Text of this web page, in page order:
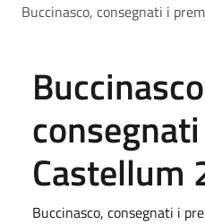
Buccinasco, consegnati i
Castellum
Buccinasco, consegnati i